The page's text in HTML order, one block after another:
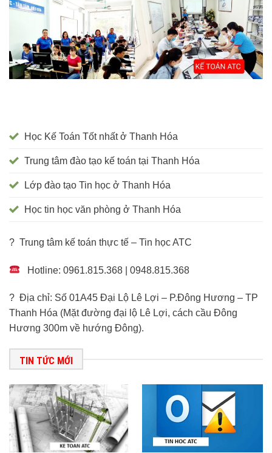
Học Kế Toán Tốt nhất ở Thanh Hóa
Trung tâm đào tạo kế toán tại Thanh Hóa
Lớp đào tạo Tin học ở Thanh Hóa
Học tin học văn phòng ở Thanh Hóa
? Trung tâm kế toán thực tế – Tin học ATC
Hotline: 0961.815.368 | 0948.815.368
? Địa chỉ: Số 01A45 Đại Lộ Lê Lợi – P.Đông Hương – TP
Thanh Hóa (Mặt đường đại lộ Lê Lợi, cách cầu Đông
Hương 300m về hướng Đông).
TIN TỨC MỚI